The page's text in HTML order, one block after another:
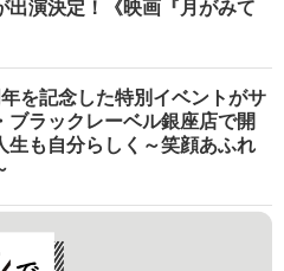
出演決定！《映画『月がみて
を記念した特別イベントがサ
ブラックレーベル銀座店で開
も自分らしく～笑顔あふれ